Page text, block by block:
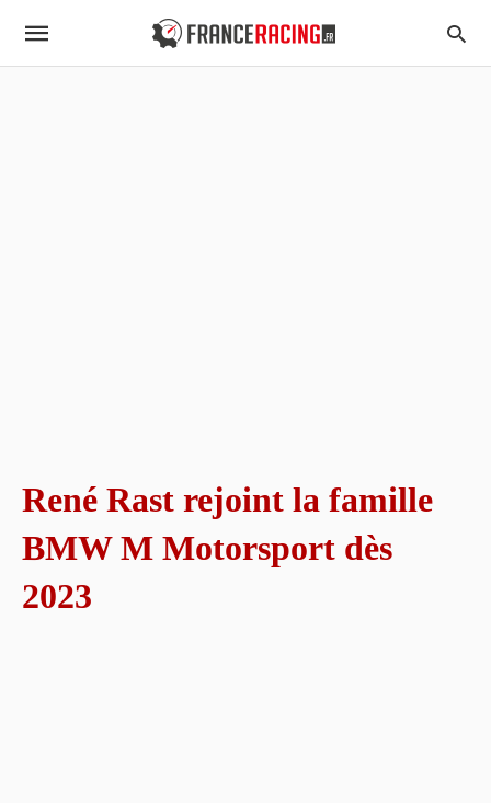
René Rast rejoint la famille
BMW M Motorsport dès
2023